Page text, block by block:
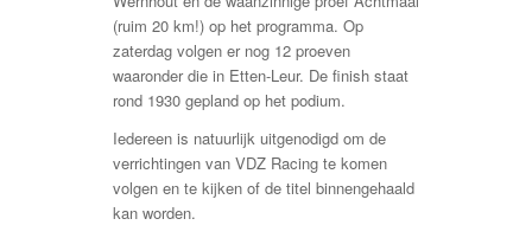
(ruim 20 km!) op het programma. Op
zaterdag volgen er nog 12 proeven
waaronder die in Etten-Leur. De finish staat
rond 1930 gepland op het podium.
Iedereen is natuurlijk uitgenodigd om de
verrichtingen van VDZ Racing te komen
volgen en te kijken of de titel binnengehaald
kan worden.